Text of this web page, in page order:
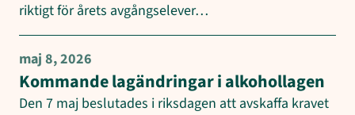
riktigt för årets avgångselever…
maj 8, 2026
Kommande lagändringar i alkohollagen
Den 7 maj beslutades i riksdagen att avskaffa kravet